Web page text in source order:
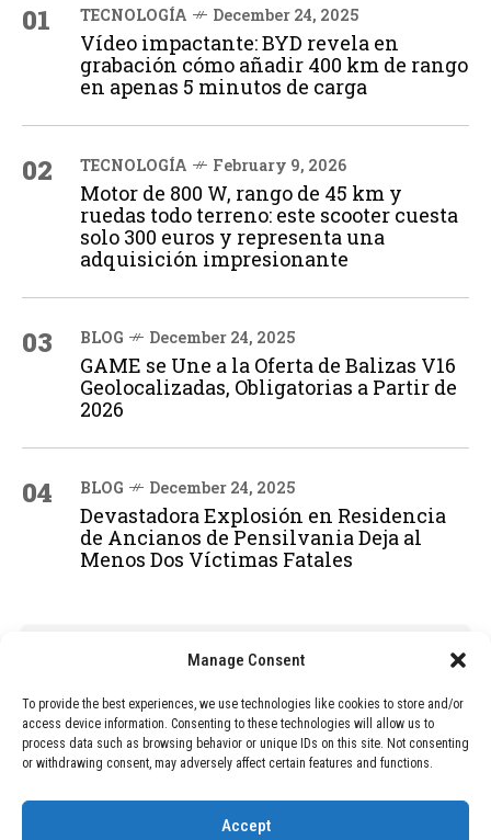
Manage Consent
To provide the best experiences, we use technologies like cookies to store and/or
access device information. Consenting to these technologies will allow us to
process data such as browsing behavior or unique IDs on this site. Not consenting
or withdrawing consent, may adversely affect certain features and functions.
Accept
01 TECNOLOGÍA December 24, 2025
Vídeo impactante: BYD revela en
grabación cómo añadir 400 km de rango
en apenas 5 minutos de carga
02 TECNOLOGÍA February 9, 2026
Motor de 800 W, rango de 45 km y
ruedas todo terreno: este scooter cuesta
solo 300 euros y representa una
adquisición impresionante
03 BLOG December 24, 2025
GAME se Une a la Oferta de Balizas V16
Geolocalizadas, Obligatorias a Partir de
2026
04 BLOG December 24, 2025
Devastadora Explosión en Residencia
de Ancianos de Pensilvania Deja al
Menos Dos Víctimas Fatales